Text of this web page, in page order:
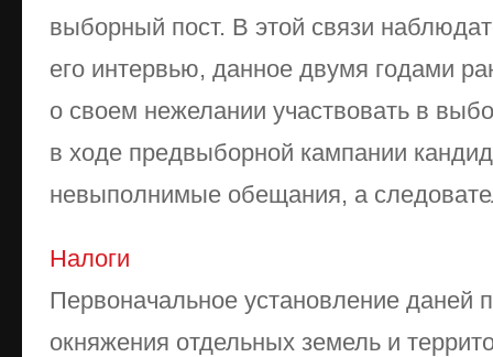
выборный пост. В этой связи
его интервью, данное двумя годами
о своем нежелании участвовать в
в ходе предвыборной кампании
невыполнимые обещания, а
Налоги
Пер­воначальное установление даней
ок­няжения отдельных земель и